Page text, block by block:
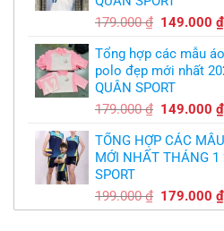
179.000₫ Giá
là:
179.000 ₫.
149.000₫
Tổng hợp các mẫu
polo đẹp mới nhất
QUÂN SPORT
179.000₫ Giá
là:
179.000 ₫.
149.000₫
TỔNG HỢP CÁC
MỚI NHẤT THÁNG
SPORT
199.000₫ Giá
gốc
179.000₫